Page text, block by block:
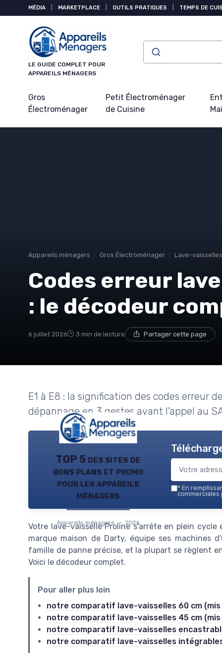
MÉDIA MARKETPLACE OUTILS PRATIQUES TEMPS DE
LE GUIDE COMPLET POUR
APPAREILS MÉNAGERS
Gros
Électroménager
Petit Électroménager
de Cuisine
Appareils ménagers Gros Électroménager Lave-vaisselles
Codes erreur
: le décodeur
6 juillet 2026 3 min de lecture Partager cette page
E1 à E8 : la signification des codes erreur
dépannage en 3 gestes avant l'appel au
TOP 5 des sites de
bons plans et promo
pour les appareils
ménagers
Appareils ménagers — 2026
* En
commerciales
Votre lave-vaisselle Proline s'arrête en plein
marque maison de Darty, équipe ses machines
famille de panne précise, et la plupart se règlent
Voici le décodeur complet.
Pour aller plus loin
notre comparatif lave-vaisselles 60 cm (mis
notre comparatif lave-vaisselles 45 cm (mis
notre comparatif lave-vaisselles
notre comparatif lave-vaisselles
Panneau de gestion des cookies